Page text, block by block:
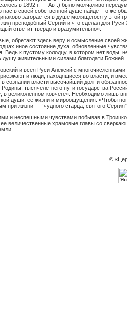
в 1892 г. — Авт.) было молчаливо
в своей собственной душе найдет то же
загорается в душе молящегося у
преподобный Сергий и что сделал для
ответит твердо и вразумительно».
обретают здесь веру и осмысление
иное состояние духа, обновленные
к пустому колодцу, в котором нет
душу живительными силами благодати Божией.
и всея Руси Алексий с
и люди, находящиеся во власти, и
власти высочайший долг и
тысячелетнего пути государства
великолепном ковчеге». Необходимо лишь
души, ее жизни и мироощущения. «Чтобы
при жизни — “чудного старца, святого
и неспешными чувствами побывав в
храмовые главы со
©